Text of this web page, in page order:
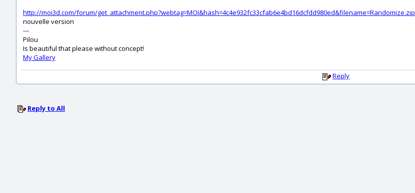
http://moi3d.com/forum/get_attachment.php?webtag=MOI&hash=4c4e932fc33cfab6e4bd16dcfdd980ed&filename=Randomize.zip
nouvelle version
---
Pilou
Is beautiful that please without concept!
My Gallery
Reply
Reply to All